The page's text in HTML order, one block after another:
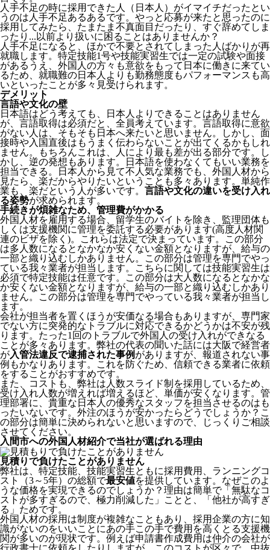
人手不足の時に採用できた人（日本人）がイマイチだったとい
うのは人手不足あるあるです。やっと応募が来たと思ったのに
採用してみたら、たまたま不真面目だったり、すぐ辞めてしま
ったり...以前より扱いに困ることはありませんか？
人手不足になると、ほかで不要とされてしまった人ばかりが再
就職します。特定技能1号や技能実習生では一定の試験や面接
があるうえ、外国人の方々も意欲をもって日本に働きに来てい
るため、就職難の日本人よりも勤務態度もパフォーマンスも高
いといったことが多々見受けられます。
デメリット
言語や文化の壁
日本語はどう考えても、日本人よりできることはありません
が、言語取得は必須だと、全員考えています。言語取得に意欲
がない人は、そもそも日本へ来たいと思いません。しかし、面
接時や入国直後はもうまく伝わらないことが出てくるかもしれ
ません。
もちろんこれは、人により最も差が出る部分です。し
かし、逆の発想もあります。日本語を使わなくてもいい業務を
担当できる。日本人から見て不人気な業務でも、外国人材から
見たら、楽だからやりたいということも多々あります。単純作
業も、楽だという人が多いです。 言語や文化の違いを受け入れ
る姿勢が求められます。
手続きが煩雑なため、管理費がかかる
外国人材を雇用する場合、留学生のバイトを除き、 監理団体も
しくは支援機関に管理を委託する必要があります(高度人材関
連のビザを除く)。これらは法定で決まっています。この部分
は多人数になるとなかなか安くない金額となりますが、給与の
一部と織り込むしかありません。この部分は管理を専門でやっ
ている我々業者が担当します。こちらに関しては技能実習生は
必須で特定技能は任意です。この部分は大人数になるとなかな
か安くない金額となりますが、給与の一部と織り込むしかあり
ません。この部分は管理を専門でやっている我々業者が担当し
ます。
会社が担当者を置くほうが安価なる場合もありますが、専門家
でない方に突発的なトラブルに対応できるかどうかは不安が残
ります。たった1回のトラブルで外国人の受け入れができなる
ことが多々あります。弊社の代表の聞いた話には大阪で経営者
が入管法違反で逮捕された事例 がありますが、報道されない事
例もかなりあります。これを防ぐため、信頼できる業者に依頼
をすることがおすすめです。
また、コストも、弊社は人数スライド制を採用しているため、
受け入れ人数が増えれば増えるほど、単価が安くなります。管
理部署に、貴重な日本人の優秀なスタッフを担当させるのはも
ったいないです。外注のほうが安かったらどうでしょうか？こ
の部分は簡単に決められないと思いますので、じっくりご相談
させてください。
入間市への外国人材紹介で当社が選ばれる理由
見積りで負けたことがありません
弊社は、特定技能、技能実習生ともに採用費用、ランニングコ
スト（3～5年）の総額で最安値を提供しています。なぜこのよ
うな価格を実現できるのでしょうか？理由は簡単で「無駄なコ
ストが多すぎるので、極力削減した」ことと、
「他社が高すぎ
る」 ためです。
外国人材の採用は制度が複雑なこともあり、採用企業の方に知
識がないのをいいことにあの手この手で費用を高くとる支援機
関が多いのが現状です。例えば申請書作成費用は仲介の会社が